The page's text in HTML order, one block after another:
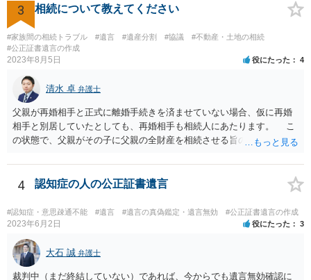
方に対して， ・相続に関する主張は法的根拠がなく，一切応じないこ
と ・今後一切の連絡をしてこないでほしいこと ・連絡を継続してくる
ようであれば警察への通報や法的措置も辞さないこと などを記載した
書面を発送してもらうことがよろしいように思います。
3 相続について教えてください
#家族間の相続トラブル #遺言 #遺産分割 #協議
#不動産・土地の相続
#公正証書遺言の作成
2023年8月5日 役にたった 4
清水 卓 弁護士
父親が再婚相手と正式に離婚手続きを済ませていない場合、仮に再婚
相手と別居していたとしても、再婚相手も相続人にあたります。 こ
の状態で、父親がその子に父親の全財産を相続させる旨の公正証書遺
が、再婚相手の遺留分を侵害しているため、再婚相手から相続人
（子）に対して遺留分侵害額請求権が行使される可能性があります。
お悩みのようであれば、問題の当事者であるお父様本人がお住まい
の地域等の弁護士に直接相談してみるのが望ましいように思います。
【参考】民法 （遺留分侵害額の請求） 第千四十六条 遺留分権利者及
びその承継人は、受遺者（特定財産承継遺言により財産を承継し又は
相続分の指定を受けた相続人を含む。以下この章において同じ。）又
は受贈者に対し、遺留分侵害額に相当する金銭の支払を請求すること
4 認知症の人の公正証書遺言
#認知症・意思疎通不能 #遺言 #遺言の真偽鑑定・遺言無効 #公正証書遺言の作成
2023年6月2日 役にたった 3
大石 誠 弁護士
裁判中（まだ終結していない）であれば、今からでも遺言無効確認に